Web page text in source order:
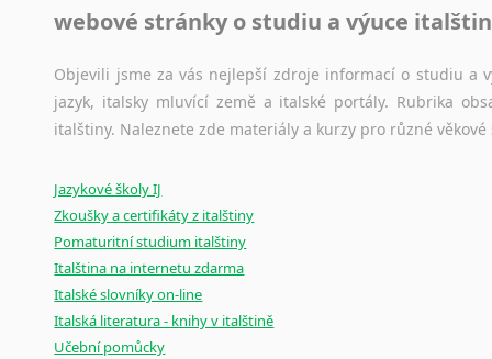
Jazykový korpus je elektronický soubor autentických
původního zdroje textu.
Ostatní pomůcky pro překladatele
poradny a pravidla
webové stránky o studiu a výuce
Objevili jsme za vás nejlepší zdroje informací o studiu a
jazyk, italsky mluvící země a italské portály. Rubrika
italštiny. Naleznete zde materiály a kurzy pro různé věkové
Jazykové školy IJ
Zkoušky a certifikáty z italštiny
Pomaturitní studium italštiny
Italština na internetu zdarma
Italské slovníky on-line
Italská literatura - knihy v italštině
Učební pomůcky